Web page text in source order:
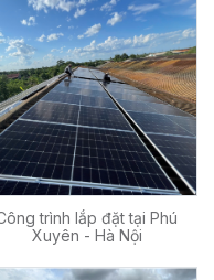
trình lắp đặt tại Phú
Xuyên - Hà Nội